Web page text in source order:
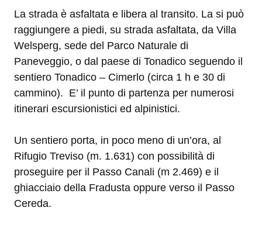
La strada è asfaltata e libera al transito. La si può
raggiungere a piedi, su strada asfaltata, da Villa
Welsperg, sede del Parco Naturale di
Paneveggio, o dal paese di Tonadico seguendo il
sentiero Tonadico – Cimerlo (circa 1 h e 30 di
cammino). E’ il punto di partenza per numerosi
itinerari escursionistici ed alpinistici.
Un sentiero porta, in poco meno di un’ora, al
Rifugio Treviso (m. 1.631) con possibilità di
proseguire per il Passo Canali (m 2.469) e il
ghiacciaio della Fradusta oppure verso il Passo
Cereda.